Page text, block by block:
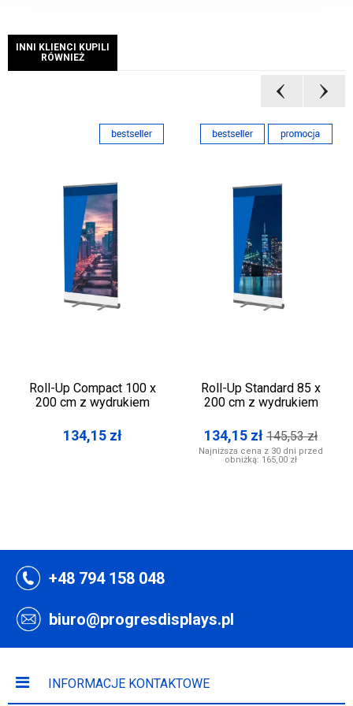
INNI KLIENCI KUPILI
RÓWNIEŻ
Roll-Up Compact 100 x
200 cm z wydrukiem
134,15 zł
Roll-Up Standard 85 x
200 cm z wydrukiem
134,15 zł 145,53zł
Najniższa cena z 30 dni przed
obniżką: 165,00 zł
+48 794 158 048
biuro@progresdisplays.pl
INFORMACJE KONTAKTOWE